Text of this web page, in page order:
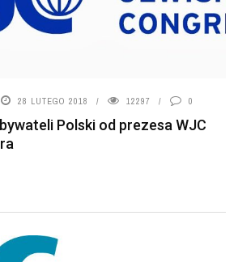
28 LUTEGO 2018 12297 0
Polski od prezesa WJC